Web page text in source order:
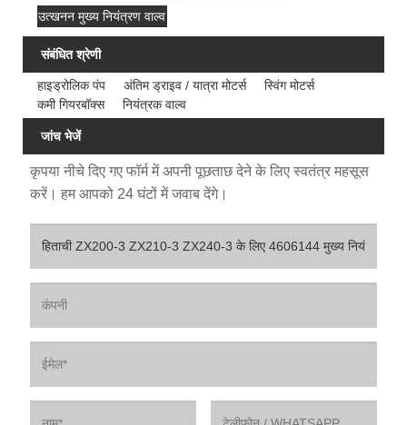
उत्खनन मुख्य नियंत्रण वाल्व
संबंधित श्रेणी
हाइड्रोलिक पंप अंतिम ड्राइव / यात्रा मोटर्स
स्विंग मोटर्स
कमी गियरबॉक्स
नियंत्रक वाल्व
जांच भेजें
कृपया नीचे दिए गए फॉर्म में अपनी पूछताछ देने के लिए स्वतंत्र महसूस
करें। हम आपको 24 घंटों में जवाब देंगे।